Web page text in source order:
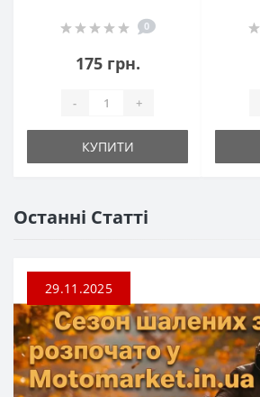
0
175 грн.
- +
КУПИТИ
Останні Статті
29.11.2025